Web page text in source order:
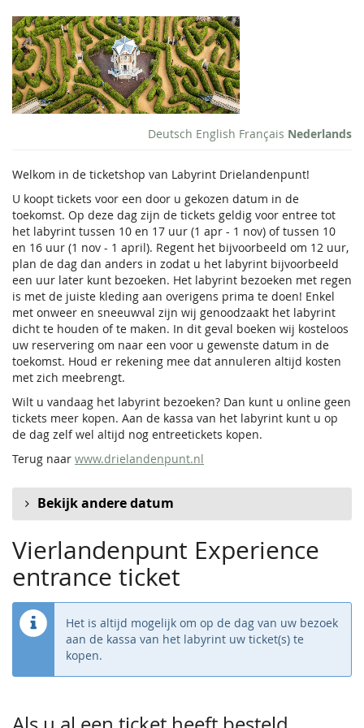
Overslaan
naar de
hoofd-
inhoud
Labyrint
Entree
Ticket
Deutsch English Français Nederlands
Welkom in de ticketshop van Labyrint Drielandenpunt!
U koopt tickets voor een door u gekozen datum in de
toekomst. Op deze dag zijn de tickets geldig voor entree tot
het labyrint tussen 10 en 17 uur (1 apr - 1 nov) of tussen 10
en 16 uur (1 nov - 1 april). Regent het bijvoorbeeld om 12 uur,
plan de dag dan anders in zodat u het labyrint bijvoorbeeld
een uur later kunt bezoeken. Het labyrint bezoeken met regen
is met de juiste kleding aan overigens prima te doen! Enkel
met onweer en sneeuwval zijn wij genoodzaakt het labyrint
dicht te houden of te maken. In dit geval boeken wij kosteloos
uw reservering om naar een voor u gewenste datum in de
toekomst. Houd er rekening mee dat annuleren altijd kosten
met zich meebrengt.
Wilt u vandaag het labyrint bezoeken? Dan kunt u online geen
tickets meer kopen. Aan de kassa van het labyrint kunt u op
de dag zelf wel altijd nog entreetickets kopen.
Terug naar www.drielandenpunt.nl
Bekijk andere datum
Vierlandenpunt Experience
entrance ticket
Het is altijd mogelijk om op de dag van uw bezoek
aan de kassa van het labyrint uw ticket(s) te
kopen.